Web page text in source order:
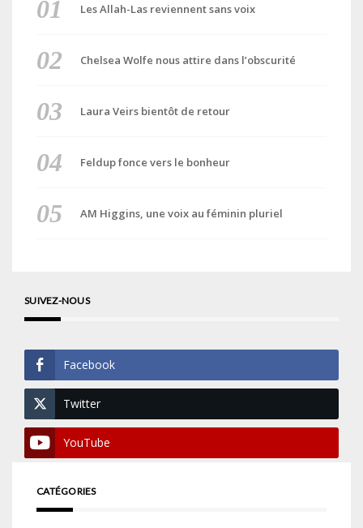
Les Allah-Las reviennent sans voix
Chelsea Wolfe nous attire dans l’obscurité
Laura Veirs bientôt de retour
Feldup fonce vers le bonheur
AM Higgins, une voix au féminin pluriel
SUIVEZ-NOUS
Facebook
Twitter
YouTube
CATÉGORIES